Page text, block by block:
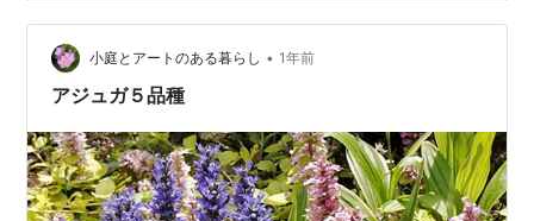
小庭とアートのある暮らし • 1年前
アジュガ５品種